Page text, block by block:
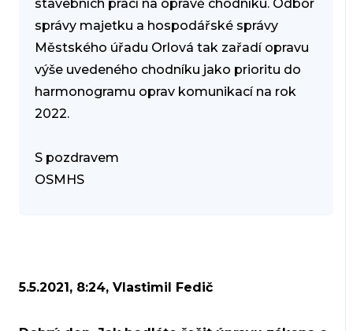
stavebních prací na opravě chodníku. Odbor
správy majetku a hospodářské správy
Městského úřadu Orlová tak zařadí opravu
výše uvedeného chodníku jako prioritu do
harmonogramu oprav komunikací na rok
2022.
S pozdravem
OSMHS
5.5.2021, 8:24, Vlastimil Fedič